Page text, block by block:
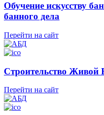
Обучение искусству
банного дела
Перейти на сайт
Строительство
Перейти на сайт